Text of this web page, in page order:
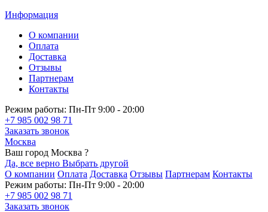
Информация
О компании
Оплата
Доставка
Отзывы
Партнерам
Контакты
Режим работы: Пн-Пт 9:00 - 20:00
+7 985 002 98 71
Заказать звонок
Москва
Ваш город Москва ?
Да, все верно Выбрать другой
О компании Оплата Доставка Отзывы Партнерам Контакты
Режим работы: Пн-Пт 9:00 - 20:00
+7 985 002 98 71
Заказать звонок